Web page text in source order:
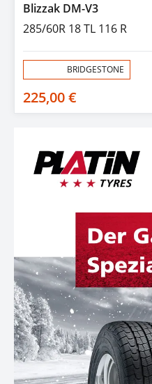
Blizzak DM-V3
285/60R 18 TL 116 R
BRIDGESTONE
225,00 €